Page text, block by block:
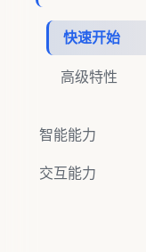
快速开始
高级特性
智能能力
交互能力